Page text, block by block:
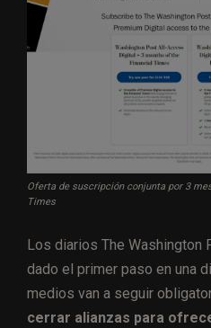
Oferta de suscripción conjunta por 3
Times
Los diarios The Washington
dado el primer paso en una
medios van a seguir
cerrar alianzas para